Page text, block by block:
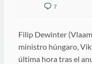
Filip Dewinter
ministro húngaro,
última hora tras el